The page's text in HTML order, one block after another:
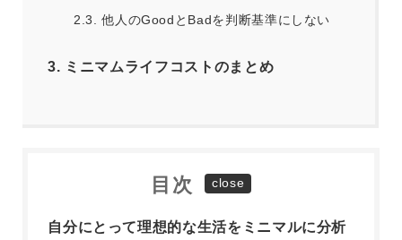
2.3.
他人のGoodとBadを判断基準にしない
3. ミニマムライフコストのまとめ
目次
自分にとって理想的な生活をミニマルに分析